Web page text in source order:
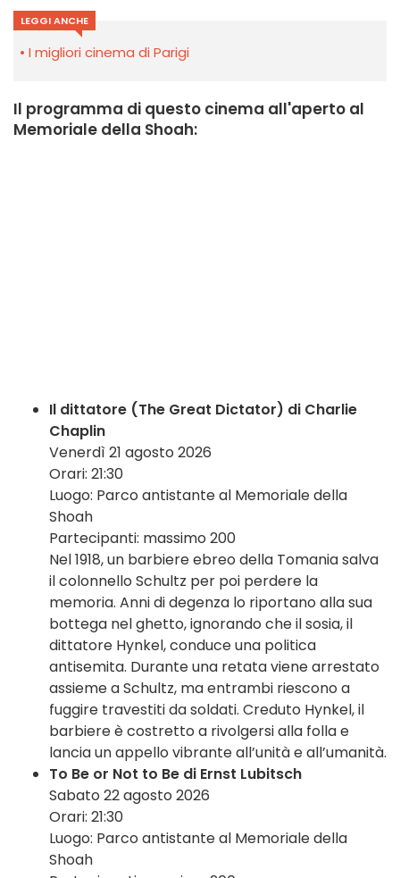
LEGGI ANCHE
I migliori cinema di Parigi
Il programma di questo cinema all'aperto al
Memoriale della Shoah:
Il dittatore (The Great Dictator) di Charlie
Chaplin
Venerdì 21 agosto 2026
Orari: 21:30
Luogo: Parco antistante al Memoriale della
Shoah
Partecipanti: massimo 200
Nel 1918, un barbiere ebreo della Tomania salva
il colonnello Schultz per poi perdere la
memoria. Anni di degenza lo riportano alla sua
bottega nel ghetto, ignorando che il sosia, il
dittatore Hynkel, conduce una politica
antisemita. Durante una retata viene arrestato
assieme a Schultz, ma entrambi riescono a
fuggire travestiti da soldati. Creduto Hynkel, il
barbiere è costretto a rivolgersi alla folla e
lancia un appello vibrante all’unità e all’umanità.
To Be or Not to Be di Ernst Lubitsch
Sabato 22 agosto 2026
Orari: 21:30
Luogo: Parco antistante al Memoriale della
Shoah